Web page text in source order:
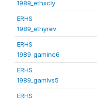
1989_ethxcly
ERHS
1989_ethyrev
ERHS
1989_gaminc6
ERHS
1989_gamlvs5
ERHS